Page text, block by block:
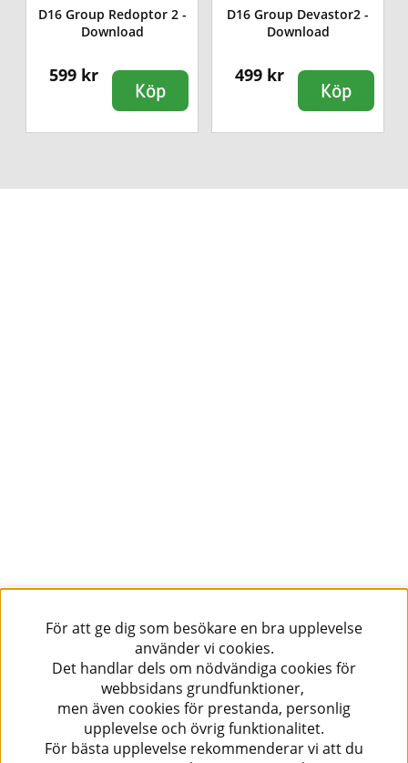
D16 Group Redoptor 2 -
Download
599 kr
Köp
D16 Group Devastor2 -
Download
499 kr
Köp
För att ge dig som besökare en bra upplevelse
använder vi cookies.
Det handlar dels om nödvändiga cookies för
webbsidans grundfunktioner,
men även cookies för prestanda, personlig
upplevelse och övrig funktionalitet.
För bästa upplevelse rekommenderar vi att du